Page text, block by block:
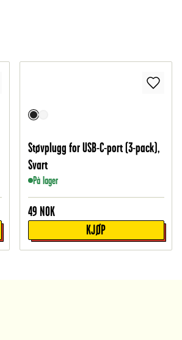
Støvplugg for USB-C-port (3-pack),
Svart
På lager
49 NOK
KJØP